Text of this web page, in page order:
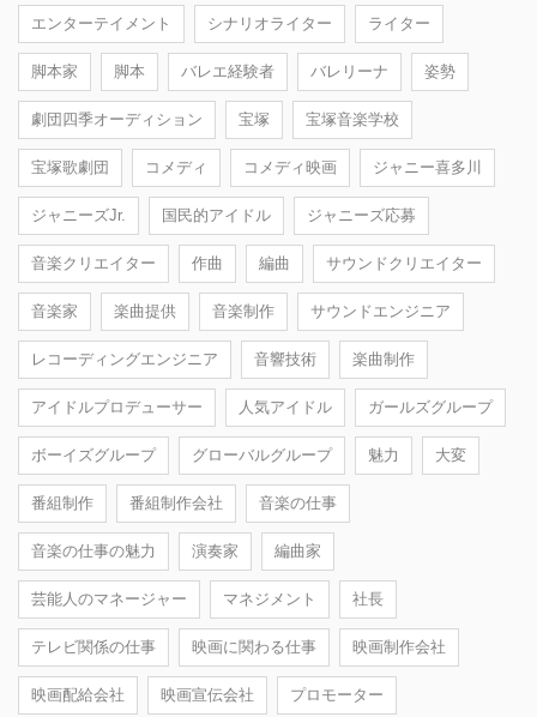
エンターテイメント シナリオライター ライター
脚本家 脚本 バレエ経験者 バレリーナ 姿勢
劇団四季オーディション 宝塚 宝塚音楽学校
宝塚歌劇団 コメディ コメディ映画 ジャニー喜多川
ジャニーズJr. 国民的アイドル ジャニーズ応募
音楽クリエイター 作曲 編曲 サウンドクリエイター
音楽家 楽曲提供 音楽制作 サウンドエンジニア
レコーディングエンジニア 音響技術 楽曲制作
アイドルプロデューサー 人気アイドル ガールズグループ
ボーイズグループ グローバルグループ 魅力 大変
番組制作 番組制作会社 音楽の仕事
音楽の仕事の魅力 演奏家 編曲家
芸能人のマネージャー マネジメント 社長
テレビ関係の仕事 映画に関わる仕事 映画制作会社
映画配給会社 映画宣伝会社 プロモーター